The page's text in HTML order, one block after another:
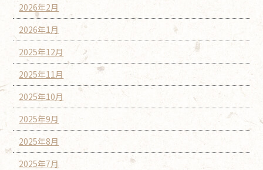
2026年2月
2026年1月
2025年12月
2025年11月
2025年10月
2025年9月
2025年8月
2025年7月